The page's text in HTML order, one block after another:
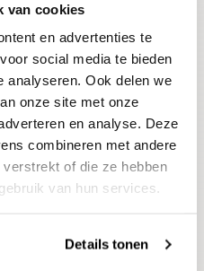
van cookies
en advertenties te
social media te bieden
analyseren. Ook delen we
onze site met onze
en analyse. Deze
combineren met andere
of die ze hebben
van hun services.
Details tonen
proeverijen en